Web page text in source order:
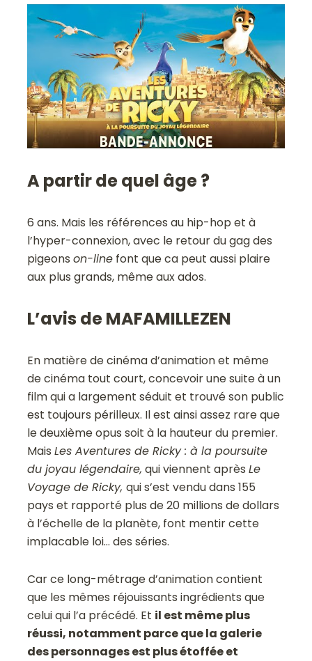
A partir de quel âge ?
6 ans. Mais les références au hip-hop et à
l’hyper-connexion, avec le retour du gag des
pigeonson-line font que ca peut aussi plaire
aux plus grands, même aux ados.
L’avis de MAFAMILLEZEN
En matière de cinéma d’animation et même
de cinéma tout court, concevoir une suite à un
film qui a largement séduit et trouvé son public
est toujours périlleux. Il est ainsi assez rare que
le deuxième opus soit à la hauteur du premier.
MaisLes Aventures de Ricky : à la poursuite
du joyau légendaire, qui viennent aprèsLe
Voyage de Ricky,qui s’est vendu dans 155
pays et rapporté plus de 20 millions de dollars
à l’échelle de la planète, font mentir cette
implacable loi… des séries.
Car ce long-métrage d’animation contient
que les mêmes réjouissants ingrédients que
celui qui l’a précédé. Et il est même plus
réussi, notamment parce que la galerie
des personnages est plus étoffée et